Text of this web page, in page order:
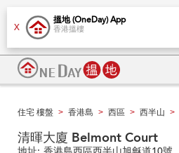
X
搵地 (OneDay) App
香港搵樓
住宅 樓盤 > 香港島 > 西區 > 西半山 >
清暉大廈 Belmont Court